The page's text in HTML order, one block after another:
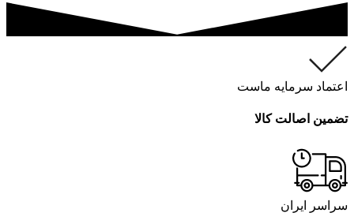
اعتماد سرمایه ماست
تضمین اصالت کالا
سراسر ایران